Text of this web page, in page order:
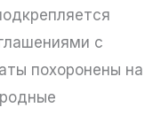
с
похоронены на